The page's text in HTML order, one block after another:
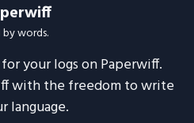
words.
your logs on Paperwiff.
with the freedom to write
language.